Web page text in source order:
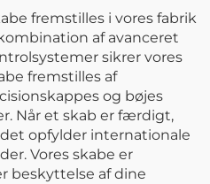
håndværktøjsæt Metal
opbevaring
værktøjskasse
fremstilles i vores fabrik
af avanceret
sikrer vores
fremstilles af
og bøjes
Når et skab er færdigt,
opfylder internationale
Vores skabe er
beskyttelse af dine